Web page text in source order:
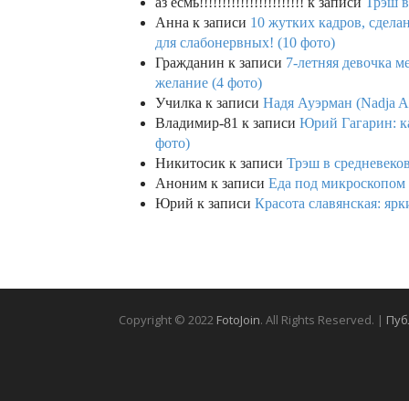
Анна к записи 10 жутких кадров,
для слабонервных! (10 фото)
Гражданин к записи 7-летняя девочка
желание (4 фото)
Училка к записи Надя Ауэрман (Nadja
Владимир-81 к записи Юрий Гагарин:
фото)
Никитосик к записи Трэш в
Аноним к записи Еда под микроскопом
Юрий к записи Красота славянская:
Copyright © 2022 FotoJoin. All Rights Reserved. |